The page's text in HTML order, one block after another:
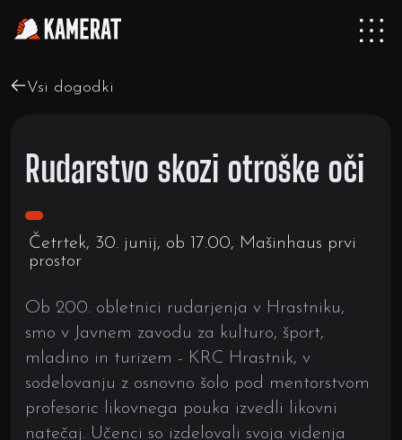
Vsi dogodki
Rudarstvo skozi otroške oči
Četrtek, 30. junij, ob 17.00, Mašinhaus prvi
prostor
Ob 200. obletnici rudarjenja v Hrastniku,
smo v Javnem zavodu za kulturo, šport,
mladino in turizem - KRC Hrastnik, v
sodelovanju z osnovno šolo pod mentorstvom
profesoric likovnega pouka izvedli likovni
natečaj. Učenci so izdelovali svoja videnja